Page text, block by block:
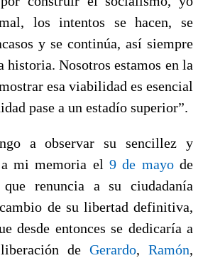
los intentos se hacen, se
y se continúa, así siempre
historia. Nosotros estamos en la
esa viabilidad es esencial
pase a un estadío superior”.
a observar su sencillez y
mi memoria el 9 de mayode
renuncia a su ciudadanía
de su libertad definitiva,
desde entonces se dedicaría a
de Gerardo, Ramón,